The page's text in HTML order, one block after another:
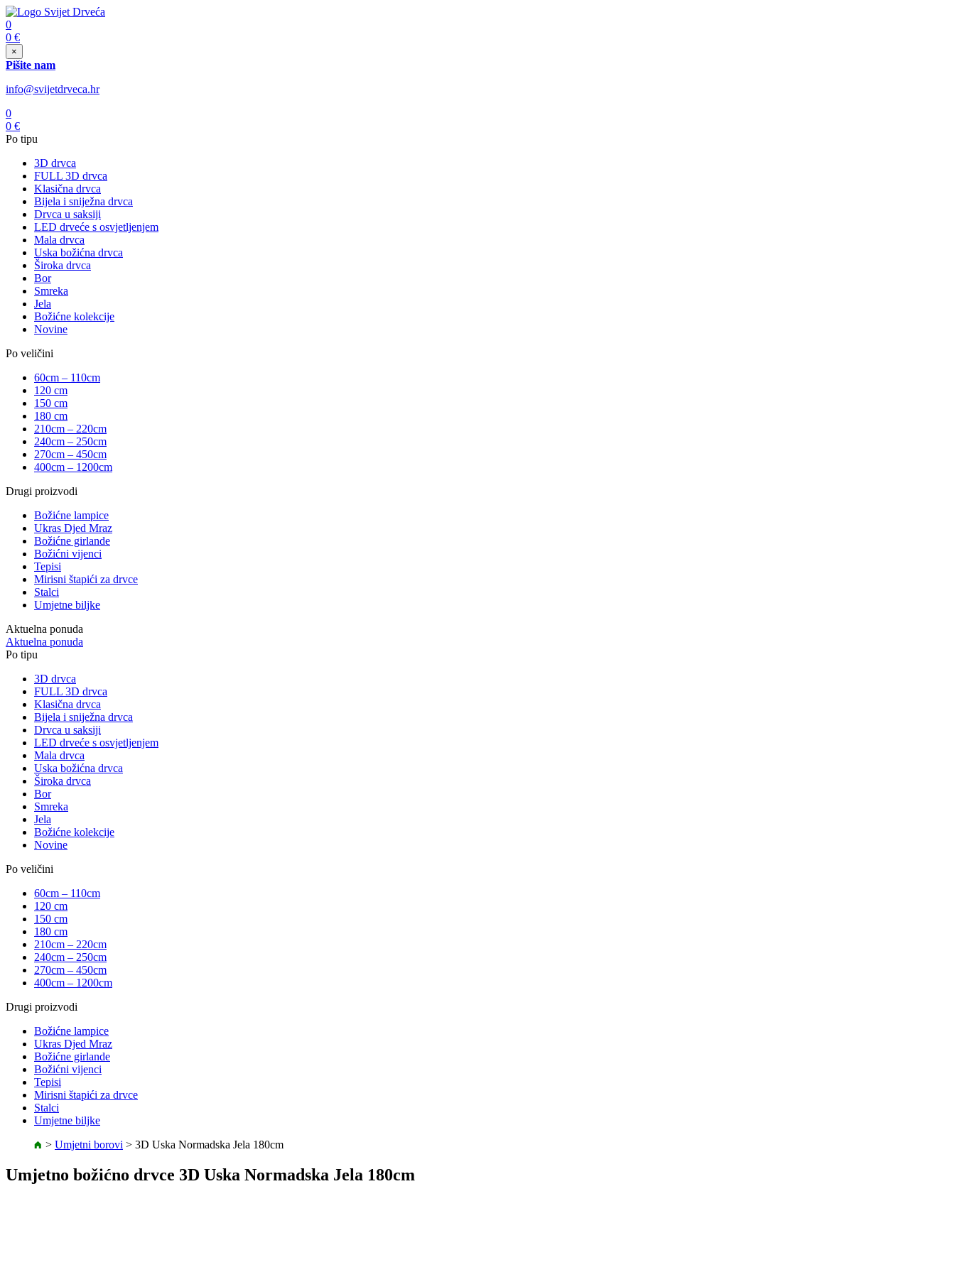
0
0 €
×
Pišite nam
info@svijetdrveca.hr
0
0 €
Po tipu
3D drvca
FULL 3D drvca
Klasična drvca
Bijela i sniježna drvca
Drvca u saksiji
LED drveće s osvjetljenjem
Mala drvca
Uska božićna drvca
Široka drvca
Bor
Smreka
Jela
Božićne kolekcije
Novine
Po veličini
60cm – 110cm
120 cm
150 cm
180 cm
210cm – 220cm
240cm – 250cm
270cm – 450cm
400cm – 1200cm
Drugi proizvodi
Božićne lampice
Ukras Djed Mraz
Božićne girlande
Božićni vijenci
Tepisi
Mirisni štapići za drvce
Stalci
Umjetne biljke
Aktuelna ponuda
Aktuelna ponuda
Po tipu
3D drvca
FULL 3D drvca
Klasična drvca
Bijela i sniježna drvca
Drvca u saksiji
LED drveće s osvjetljenjem
Mala drvca
Uska božićna drvca
Široka drvca
Bor
Smreka
Jela
Božićne kolekcije
Novine
Po veličini
60cm – 110cm
120 cm
150 cm
180 cm
210cm – 220cm
240cm – 250cm
270cm – 450cm
400cm – 1200cm
Drugi proizvodi
Božićne lampice
Ukras Djed Mraz
Božićne girlande
Božićni vijenci
Tepisi
Mirisni štapići za drvce
Stalci
Umjetne biljke
> Umjetni borovi > 3D Uska Normadska Jela 180cm
Umjetno božićno drvce 3D Uska Normadska Jela 180cm